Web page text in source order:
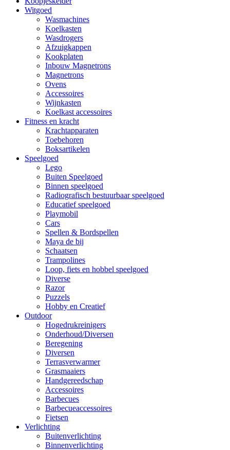
Witgoed
Wasmachines
Koelkasten
Wasdrogers
Afzuigkappen
Kookplaten
Inbouw Magnetrons
Magnetrons
Ovens
Accessoires
Wijnkasten
Koelkast accessoires
Fitness en kracht
Krachtapparaten
Toebehoren
Boksartikelen
Speelgoed
Lego
Buiten Speelgoed
Binnen speelgoed
Radiografisch bestuurbaar speelgoed
Educatief speelgoed
Playmobil
Cars
Spellen & Bordspellen
Maya de bij
Schaatsen
Trampolines
Loop, fiets en hobbel speelgoed
Diverse
Razor
Puzzels
Hobby en Creatief
Outdoor
Hogedrukreinigers
Onderhoud/Diversen
Beregening
Diversen
Terrasverwarmer
Grasmaaiers
Handgereedschap
Accessoires
Barbecues
Barbecueaccessoires
Fietsen
Verlichting
Buitenverlichting
Binnenverlichting